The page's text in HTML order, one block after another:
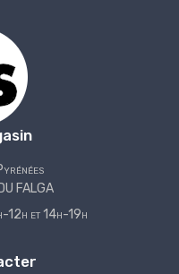
FALGA
12h et 14h-19h